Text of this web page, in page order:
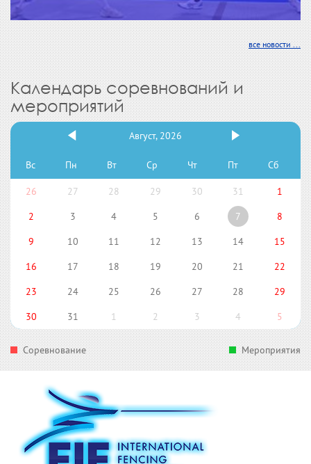
все новости ...
Календарь соревнований и
мероприятий
Август, 2026
Вс Пн Вт Ср Чт Пт Сб
26 27 28 29 30 31
1
2
3 4 5 6 7
8
9
10 11 12 13 14
15
16
17 18 19 20 21
22
23
24 25 26 27 28
29
30
31 1 2 3 4 5
Соревнование Мероприятия